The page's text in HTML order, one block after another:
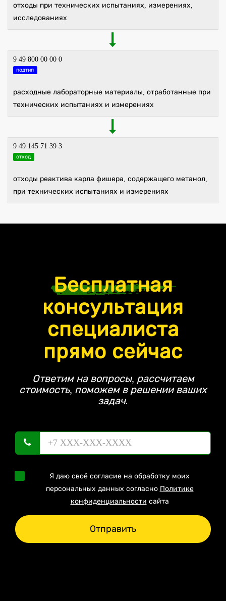
отходы при технических испытаниях, измерениях,
исследованиях
9 49 800 00 00 0
подтип
расходные лабораторные материалы, отработанные при
технических испытаниях и измерениях
9 49 145 71 39 3
отход
отходы реактива карла фишера, содержащего метанол,
при технических испытаниях и измерениях
Бесплатная
консультация
специалиста
прямо сейчас
Ответим на вопросы, рассчитаем
стоимость, поможем в решении ваших
задач.
Я даю своё согласие на обработку моих
персональных данных согласно Политике
конфиденциальности сайта
Отправить